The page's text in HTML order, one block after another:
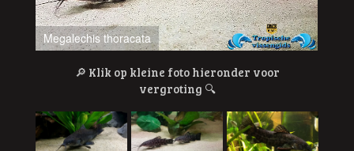
Megalechis thoracata
🔎 Klik op kleine foto hieronder voor
vergroting 🔍